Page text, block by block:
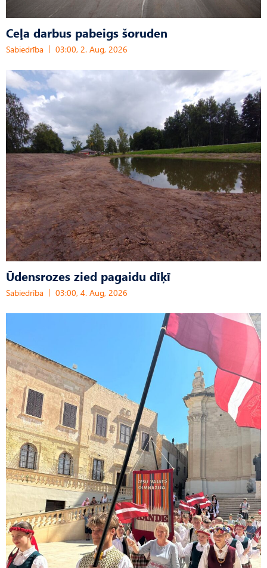
Ceļa darbus pabeigs šoruden
Sabiedrība 03:00, 2. Aug, 2026
Ūdensrozes zied pagaidu dīķī
Sabiedrība 03:00, 4. Aug, 2026